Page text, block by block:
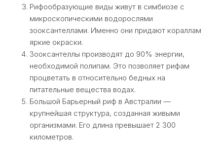
Рифообразующие виды живут в симбиозе с
микроскопическими водорослями
зооксантеллами. Именно они придают кораллам
яркие окраски.
Зооксантеллы производят до 90% энергии,
необходимой полипам. Это позволяет рифам
процветать в относительно бедных на
питательные вещества водах.
Большой Барьерный риф в Австралии —
крупнейшая структура, созданная живыми
организмами. Его длина превышает 2 300
километров.